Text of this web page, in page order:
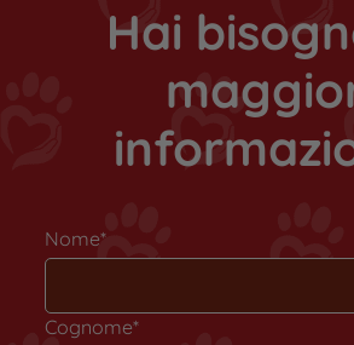
Hai
Nome*
Cognome*